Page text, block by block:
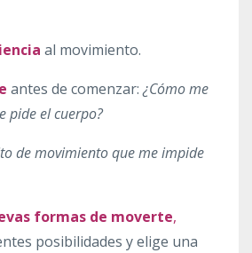
al movimiento.
antes de comenzar:¿Cómo me
pide el cuerpo?
de movimiento que me impide
formas de moverte,
posibilidades y elige una